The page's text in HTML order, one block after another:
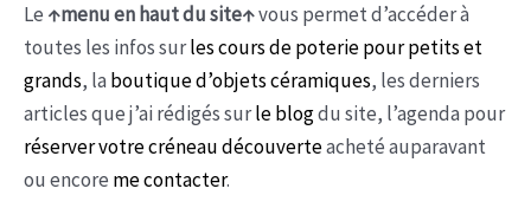
Le ↑menu en haut du site↑vous permet d’accéder à
toutes les infos surles cours de poterie pour petits et
grands, la boutique d’objets céramiques, les derniers
articles que j’ai rédigés surle blogdu site, l’agenda pour
réserver votre créneau découverteacheté auparavant
ou encore me contacter.